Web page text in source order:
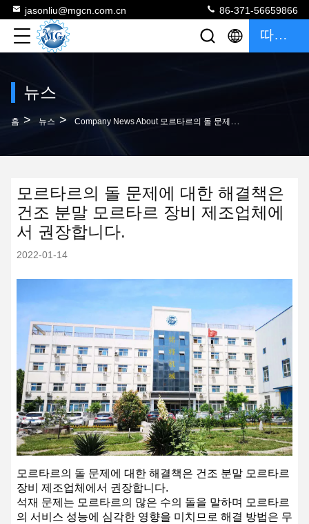
jasonliu@mgcn.com.cn 86-371-56659866
따옴표
뉴스
홈 > 뉴스 > Company News About 모르타르의 돌 문제에 대한 해결책은 건조 분말 모르타르 장비 제조업체에서 권장합니다.
모르타르의 돌 문제에 대한 해결책은
건조 분말 모르타르 장비 제조업체에
서 권장합니다.
2022-01-14
모르타르의 돌 문제에 대한 해결책은 건조 분말 모르타르
장비 제조업체에서 권장합니다.
석재 문제는 모르타르의 많은 수의 돌을 말하며 모르타르
의 서비스 성능에 심각한 영향을 미치므로 해결 방법은 무